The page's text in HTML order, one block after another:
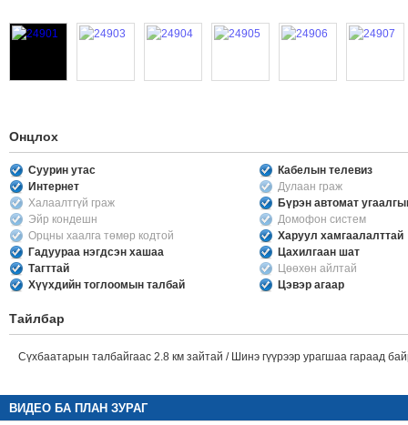
Онцлох
Суурин утас
Кабелын телевиз
Интернет
Дулаан граж
Халаалтгүй граж
Бүрэн автомат
Эйр кондешн
Домофон систем
Орцны хаалга төмөр кодтой
Харуул хамгаалалттай
Гадуураа нэгдсэн хашаа
Цахилгаан шат
Тагттай
Цөөхөн айлтай
Хүүхдийн тоглоомын талбай
Цэвэр агаар
Тайлбар
Сүхбаатарын талбайгаас 2.8 км зайтай / Шинэ гүүрээр урагшаа гараад
ВИДЕО БА ПЛАН ЗУРАГ